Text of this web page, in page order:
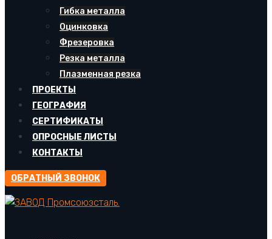
Гибка металла
Оцинковка
Фрезеровка
Резка металла
Плазменная резка
ПРОЕКТЫ
ГЕОГРАФИЯ
СЕРТИФИКАТЫ
ОПРОСНЫЕ ЛИСТЫ
КОНТАКТЫ
ОБРАТНЫЙ ЗВОНОК